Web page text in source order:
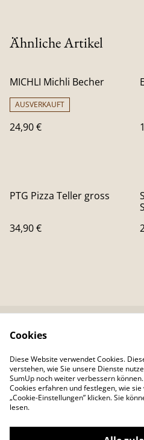
Ähnliche Artikel
MICHLI Michli Becher
AUSVERKAUFT
24,90 €
PTG Pizza Teller gross
34,90 €
Kontaktieren Sie uns
Datenschutzbestimm
ungen von SumUp
Cookies
Diese Website verwendet Cookies.
verstehen, wie Sie unsere Dienste
SumUp noch weiter verbessern
Cookies erfahren und festlegen, wie
„Cookie-Einstellungen” klicken. Sie
lesen.